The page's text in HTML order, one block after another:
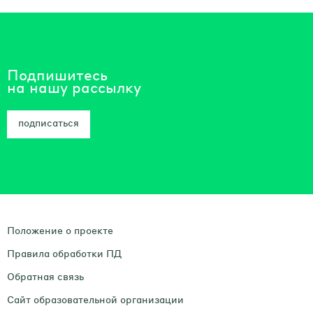
Подпишитесь
на нашу рассылку
подписаться
Положение о проекте
Правила обработки ПД
Обратная связь
Сайт образовательной организации